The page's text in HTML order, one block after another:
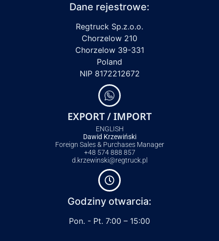
Dane rejestrowe:
Regtruck Sp.z.o.o.
Chorzelow 210
Chorzelow 39-331
Poland
NIP 8172212672
EXPORT / IMPORT
ENGLISH
Dawid Krzewiński
Foreign Sales & Purchases Manager
+48 574 888 857
d.krzewinski@regtruck.pl
Godziny otwarcia:
Pon. - Pt. 7:00 – 15:00